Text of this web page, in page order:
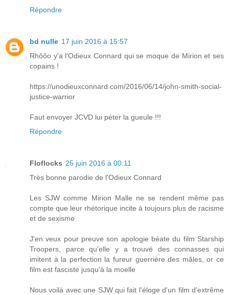
Répondre
bd nulle 17 juin 2016 à 15:57
Rhôôo y'a l'Odieux Connard qui se moque de Mirion et ses
copains !
https://unodieuxconnard.com/2016/06/14/john-smith-social-
justice-warrior
Faut envoyer JCVD lui péter la gueule !!!
Répondre
Floflocks 25 juin 2016 à 00:11
Très bonne parodie de l'Odieux Connard
Les SJW comme Mirion Malle ne se rendent même pas
compte que leur rhétorique incite à toujours plus de racisme
et de sexisme
J'en veux pour preuve son apologie béate du film Starship
Troopers, parce qu'elle y a trouvé des connasses qui
imitent à la perfection la fureur guerrière des mâles, or ce
film est fasciste jusqu'à la moelle
Nous voilà avec une SJW qui fait l'éloge d'un film d'extrême